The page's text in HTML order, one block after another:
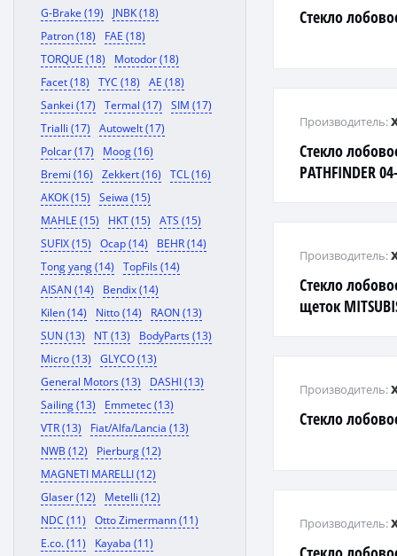
G-Brake (19)
JNBK (18)
Patron (18)
FAE (18)
TORQUE (18)
Motodor (18)
Facet (18)
TYC (18)
AE (18)
Sankei (17)
Termal (17)
SIM (17)
Trialli (17)
Autowelt (17)
Polcar (17)
Moog (16)
Bremi (16)
Zekkert (16)
TCL (16)
AKOK (15)
Seiwa (15)
MAHLE (15)
HKT (15)
ATS (15)
SUFIX (15)
Ocap (14)
BEHR (14)
Tong yang (14)
TopFils (14)
AISAN (14)
Bendix (14)
Kilen (14)
Nitto (14)
RAON (13)
SUN (13)
NT (13)
BodyParts (13)
Micro (13)
GLYCO (13)
General Motors (13)
DASHI (13)
Sailing (13)
Emmetec (13)
VTR (13)
Fiat/Alfa/Lancia (13)
NWB (12)
Pierburg (12)
MAGNETI MARELLI (12)
Glaser (12)
Metelli (12)
NDC (11)
Otto Zimermann (11)
E.co. (11)
Kayaba (11)
Стекло
Стекло
PATHFINDER
Производитель:
Стекло
щеток
Производитель:
Стекло
Производитель:
Производитель: